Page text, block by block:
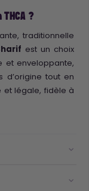
?
traditionnelle
est un choix
et enveloppante,
d’origine tout en
et légale, fidèle à